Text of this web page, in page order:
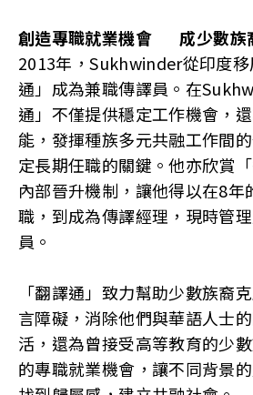
創造專職就業機會
成少數族
2013年，Sukhwinder從印度
通」成為兼職傳譯員。在
通」不僅提供穩定工作機會，
能，發揮種族多元共融工作間
定長期任職的關鍵。他亦欣賞
內部晉升機制，讓他得以在8
職，到成為傳譯經理，現時管
員。
「翻譯通」致力幫助少數族裔
言障礙，消除他們與華語人士
活，還為曾接受高等教育的少
的專職就業機會，讓不同背景